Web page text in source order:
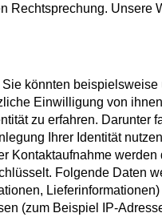
Rechtsprechung. Unsere
könnten
Einwilligung von
zu erfahren. Darunter
Ihrer Identität
Kontaktaufnahme werden
Folgende Daten
(zum Beispiel IP-